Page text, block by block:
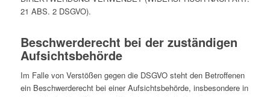
21 ABS. 2 DSGVO).
Beschwerde­recht bei der zuständigen
Aufsichts­behörde
Im Falle von Verstößen gegen die DSGVO steht den Betroffenen
ein Beschwerderecht bei einer Aufsichtsbehörde, insbesondere in